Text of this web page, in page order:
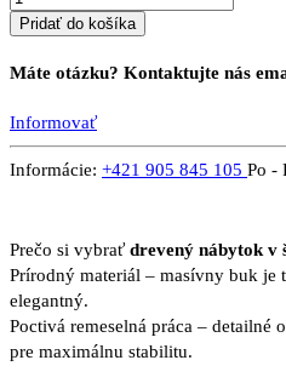
Pridať do košíka
Máte otázku? Kontaktujte nás
Informovať
Informácie: +421 905 845 105 Po -
Prečo si vybrať drevený nábytok v
Prírodný materiál – masívny buk je
elegantný.
Poctivá remeselná práca – detailné
pre maximálnu stabilitu.